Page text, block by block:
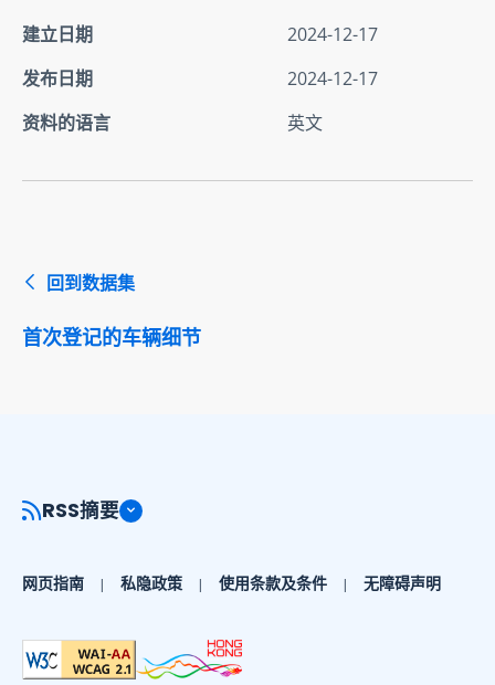
建立日期
2024-12-17
发布日期
2024-12-17
资料的语言
英文
回到数据集
首次登记的车辆细节
RSS摘要
网页指南 私隐政策 使用条款及条件 无障碍声明